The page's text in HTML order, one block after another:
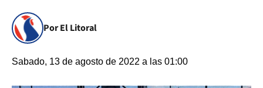
Por El Litoral
Sabado, 13 de agosto de 2022 a las 01:00